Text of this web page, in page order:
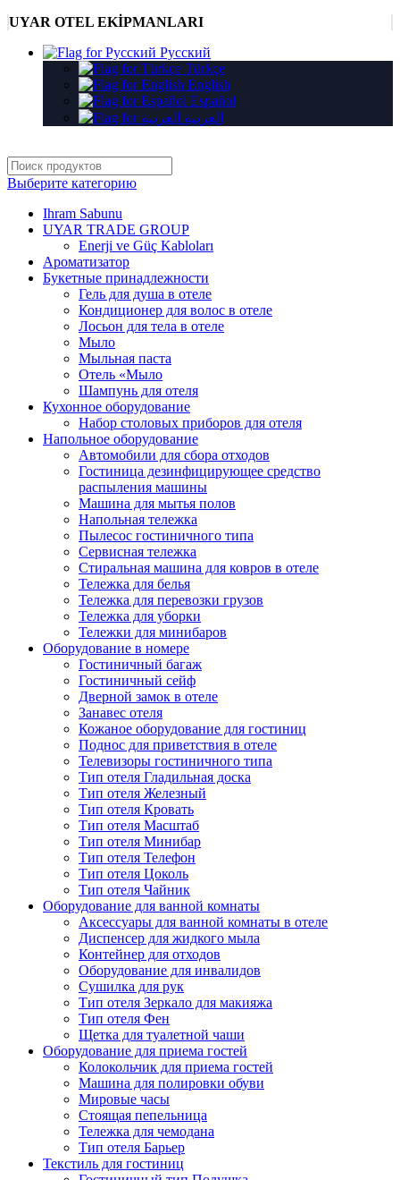
UYAR OTEL EKİPMANLARI
Русский
Türkçe
English
Español
العربية
Выберите категорию
Ihram Sabunu
UYAR TRADE GROUP
Enerji ve Güç Kabloları
Ароматизатор
Букетные принадлежности
Гель для душа в отеле
Кондиционер для волос в отеле
Лосьон для тела в отеле
Мыло
Мыльная паста
Отель «Мыло
Шампунь для отеля
Кухонное оборудование
Набор столовых приборов для отеля
Напольное оборудование
Автомобили для сбора отходов
Гостиница дезинфицирующее средство
распыления машины
Машина для мытья полов
Напольная тележка
Пылесос гостиничного типа
Сервисная тележка
Стиральная машина для ковров в отеле
Тележка для белья
Тележка для перевозки грузов
Тележка для уборки
Тележки для минибаров
Оборудование в номере
Гостиничный багаж
Гостиничный сейф
Дверной замок в отеле
Занавес отеля
Кожаное оборудование для гостиниц
Поднос для приветствия в отеле
Телевизоры гостиничного типа
Тип отеля Гладильная доска
Тип отеля Железный
Тип отеля Кровать
Тип отеля Масштаб
Тип отеля Минибар
Тип отеля Телефон
Тип отеля Цоколь
Тип отеля Чайник
Оборудование для ванной комнаты
Аксессуары для ванной комнаты в отеле
Диспенсер для жидкого мыла
Контейнер для отходов
Оборудование для инвалидов
Сушилка для рук
Тип отеля Зеркало для макияжа
Тип отеля Фен
Щетка для туалетной чаши
Оборудование для приема гостей
Колокольчик для приема гостей
Машина для полировки обуви
Мировые часы
Стоящая пепельница
Тележка для чемодана
Тип отеля Барьер
Текстиль для гостиниц